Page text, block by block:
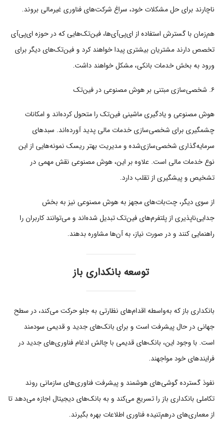
ناچارند برای حل مشکلات خود، سراغ شرکت‌های فناوری غیرمالی بروند.
هم‌زمان با گسترش استفاده از ای‌پی‌آی‌ها، فین‌تک‌هایی که در حوزه ای‌پی‌آی
تخصص دارند مشتریان بیشتری پیدا خواهند کرد و فین‌تک‌های دیگر برای
ورود به بخش خدمات بانکی، مشکل خواهند داشت.
۶. شخصی‌سازی مبتنی بر هوش مصنوعی در فین‌تک
هوش مصنوعی و یادگیری ماشینی فین‌تک را متحول کرده‌اند و امکانات
چشمگیری برای شخصی‌سازی خدمات مالی پدید آورده‌اند. سبدهای
سرمایه‌گذاری شخصی‌سازی‌شده و مدیریت بهتر ریسک نمونه‌هایی از این
نوع خدمات مالی است. علاوه بر این، هوش مصنوعی نقش مهمی در
تشخیص و پیشگیری از تقلب دارد.
از سوی دیگر، چت‌بات‌های مجهز به هوش مصنوعی نیز به بخش
جدایی‌ناپذیری از پلتفرم‌های فین‌تک تبدیل شده‌اند و می‌توانند کاربران را
راهنمایی کنند و در صورت نیاز، به آن‌ها مشاوره بدهند.
توسعه بانکداری باز
بانکداری باز که به‌واسطه اقدام‌های نظارتی به جلو حرکت می‌کند، در سطح
جهانی در حال پیشرفت است و برای بانک‌های جدید و قدیمی سودمند
است. با وجود این، بانک‌های قدیمی با چالش ادغام فناوری‌های جدید در
فرایندهای خود مواجهند.
نفوذ گسترده گوشی‌های هوشمند و پیشرفت فناوری‌های سازمانی روند
تکاملی بانکداری باز را تسریع می‌کند و به بانک‌های دیجیتال اجازه می‌دهد تا
از معماری‌های درهم‌تنیده فناوری اطلاعات بهره بگیرند.